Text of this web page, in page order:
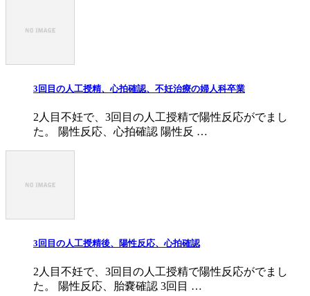
3回目の人工授精、心拍確認、不妊治療の婦人科卒業
2人目不妊で、3回目の人工授精で陽性反応がでまし
た。 陽性反応、心拍確認 陽性反 …
3回目の人工授精後、陽性反応、心拍確認
2人目不妊で、3回目の人工授精で陽性反応がでまし
た。 陽性反応、胎嚢確認 3回目 …